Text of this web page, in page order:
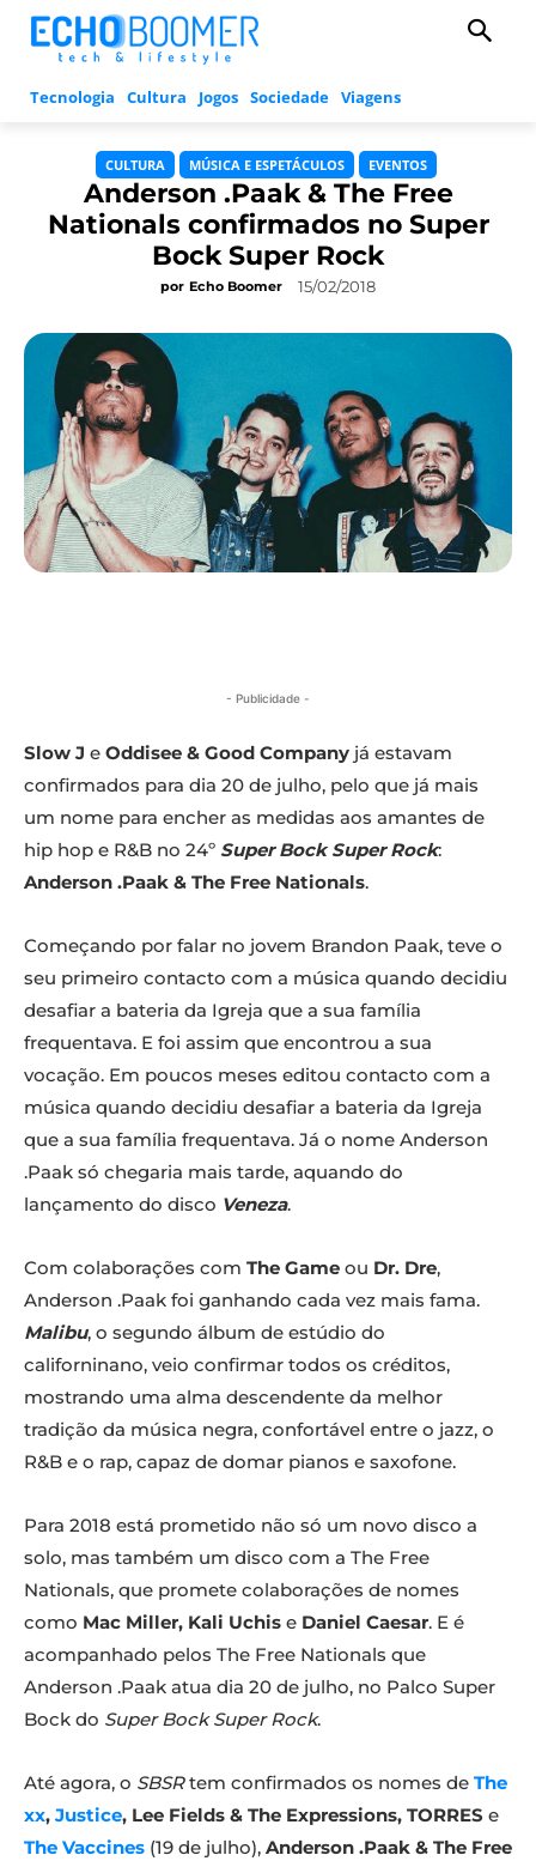
Tecnologia Cultura Jogos Sociedade Viagens
CULTURA MÚSICA E ESPETÁCULOS EVENTOS
Anderson .Paak & The Free
Nationals confirmados no Super
Bock Super Rock
por Echo Boomer 15/02/2018
- Publicidade -
Slow J e Oddisee & Good Company já estavam
confirmados para dia 20 de julho, pelo que já mais
um nome para encher as medidas aos amantes de
hip hop e R&B no 24º Super Bock Super Rock:
Anderson .Paak & The Free Nationals.
Começando por falar no jovem Brandon Paak, teve o
seu primeiro contacto com a música quando decidiu
desafiar a bateria da Igreja que a sua família
frequentava. E foi assim que encontrou a sua
vocação. Em poucos meses editou contacto com a
música quando decidiu desafiar a bateria da Igreja
que a sua família frequentava. Já o nome Anderson
.Paak só chegaria mais tarde, aquando do
lançamento do disco Veneza.
Com colaborações com The Game ou Dr. Dre,
Anderson .Paak foi ganhando cada vez mais fama.
Malibu, o segundo álbum de estúdio do
californinano, veio confirmar todos os créditos,
mostrando uma alma descendente da melhor
tradição da música negra, confortável entre o jazz, o
R&B e o rap, capaz de domar pianos e saxofone.
Para 2018 está prometido não só um novo disco a
solo, mas também um disco com a The Free
Nationals, que promete colaborações de nomes
como Mac Miller, Kali Uchis e Daniel Caesar. E é
acompanhado pelos The Free Nationals que
Anderson .Paak atua dia 20 de julho, no Palco Super
Bock do Super Bock Super Rock.
Até agora, o SBSRtem confirmados os nomes de The
xx, Justice, Lee Fields & The Expressions, TORRES e
The Vaccines (19 de julho), Anderson .Paak & The Free